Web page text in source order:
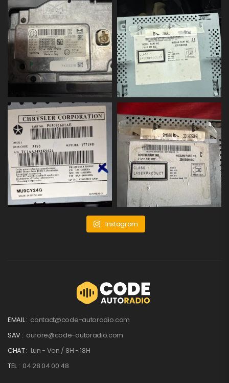
Instagram
EMAIL : contact@code-autoradio.com
SAV : aurore@code-autoradio.com
CHAT : Lun - Ven / 8H - 18H
TEL : 04 28 04 00 48